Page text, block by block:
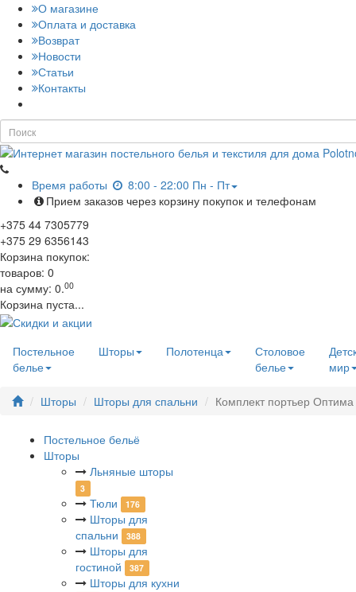
О магазине
Оплата и доставка
Возврат
Новости
Статьи
Контакты
Время работы
8:00 - 22:00 Пн - Пт
Прием заказов через корзину покупок и телефонам
+375 44 7305779
+375 29 6356143
Корзина покупок:
товаров: 0
на сумму: 0.00
Корзина пуста...
Постельное
белье
Шторы Полотенца
Столовое
белье
мир
Шторы Шторы для спальни Комплект портьер
Постельное бельё
Шторы
Льняные шторы
3
Тюли 176
Шторы для
спальни
388
Шторы для
гостиной
387
Шторы для кухни